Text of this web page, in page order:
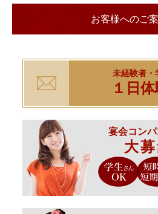
お客様へのご
未経験者・
１日
宴会コン
大募